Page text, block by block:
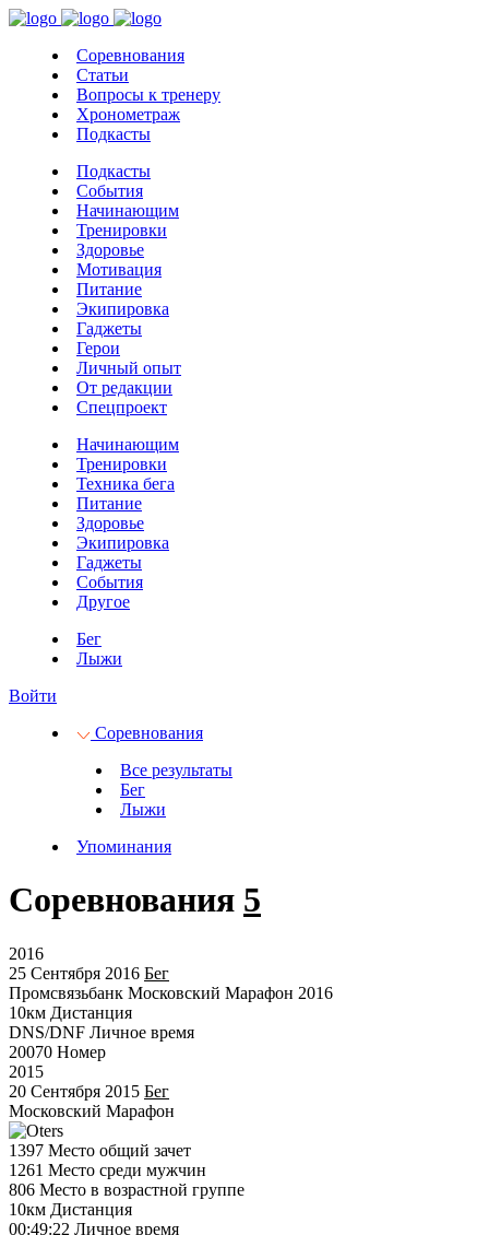
Соревнования
Статьи
Вопросы к тренеру
Хронометраж
Подкасты
Подкасты
События
Начинающим
Тренировки
Здоровье
Мотивация
Питание
Экипировка
Гаджеты
Герои
Личный опыт
От редакции
Спецпроект
Начинающим
Тренировки
Техника бега
Питание
Здоровье
Экипировка
Гаджеты
События
Другое
Бег
Лыжи
Войти
Соревнования
Все результаты
Бег
Лыжи
Упоминания
Соревнования 5
2016
25 Сентября 2016 Бег
Промсвязьбанк Московский Марафон 2016
10км Дистанция
DNS/DNF Личное время
20070 Номер
2015
20 Сентября 2015 Бег
Московский Марафон
1397 Место общий зачет
1261 Место среди мужчин
806 Место в возрастной группе
10км Дистанция
00:49:22 Личное время